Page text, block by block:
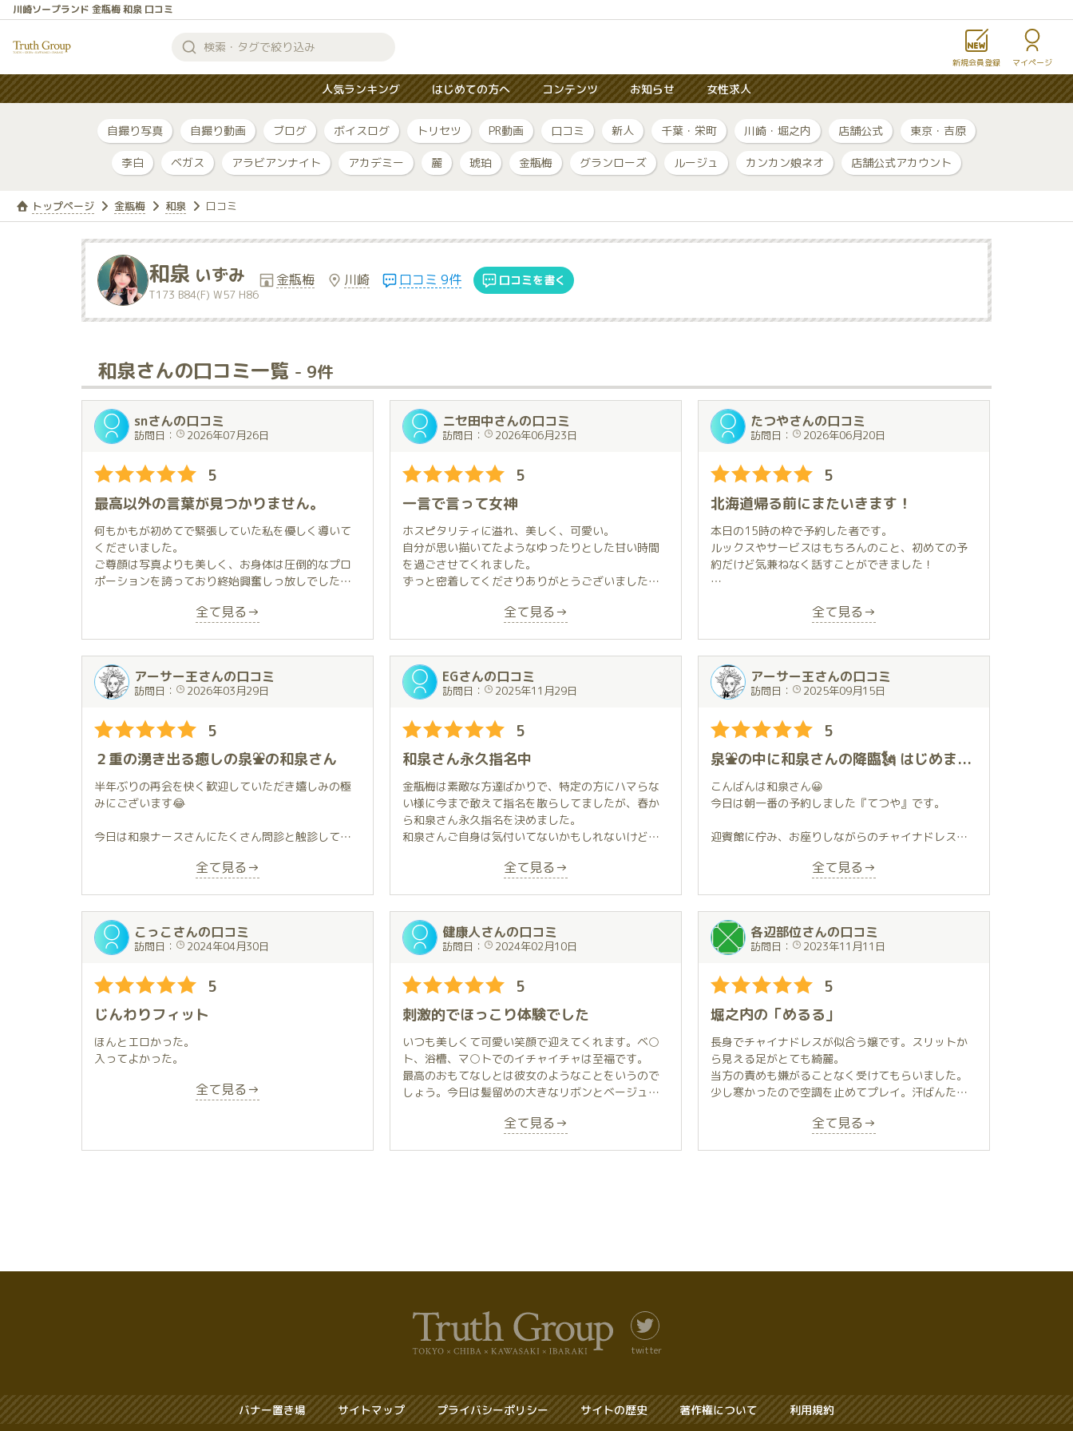
川崎ソープランド 金瓶梅 和泉 口コミ
索
す
る
新規会員登録 マイページ
人気ランキング はじめての方へ コンテンツ お知らせ 女性求人
自撮り写真 自撮り動画 ブログ ボイスログ トリセツ PR動画 口コミ 新人 千葉・栄町 川崎・堀之内 店舗公式 東京・吉原
李白 ベガス アラビアンナイト アカデミー 麗 琥珀 金瓶梅 グランローズ ルージュ カンカン娘ネオ 店舗公式アカウント
トップページ 金瓶梅 和泉 口コミ
和泉 いずみ
T173 B84(F) W57 H86
金瓶梅 川崎 口コミ 9件 口コミを書く
和泉さんの口コミ一覧 - 9件
snさんの口コミ
訪問日： 2026年07月26日
5
最高以外の言葉が見つかりません。
何もかもが初めてで緊張していた私を優しく導いて
くださいました。
ご尊顔は写真よりも美しく、お身体は圧倒的なプロ
ポーションを誇っており終始興奮しっ放しでした。
時には、マゾ全開のマニアックなプレイもお願いし
ましたが、快く受け入れてくださり新たな扉が開け
た気がします。
その際は何卒よろしくお願いいたします。
ボーイの皆様も懇切丁寧に対応してくださり、非常
に居心地が良かったです。
誠にありがとうございました。
全て見る→
ニセ田中さんの口コミ
訪問日： 2026年06月23日
5
一言で言って女神
ホスピタリティに溢れ、美しく、可愛い。
自分が思い描いてたようなゆったりとした甘い時間
を過ごさせてくれました。
ずっと密着してくださりありがとうございました。
また会えるよう、頑張ります！
全て見る→
たつやさんの口コミ
訪問日： 2026年06月20日
5
北海道帰る前にまたいきます！
本日の15時の枠で予約した者です。
ルックスやサービスはもちろんのこと、初めての予
約だけど気兼ねなく話すことができました！
全て見る→
アーサー王さんの口コミ
訪問日： 2026年03月29日
5
２重の湧き出る癒しの泉⛲️の和泉さん
半年ぶりの再会を快く歓迎していただき嬉しみの極
みにございます😂
今日は和泉ナースさんにたくさん問診と触診してい
意味で万病の薬以上に元気をもらいました😃
日を楽しみにお互い健康に気をつけてくださいね😉
♬
全て見る→
EGさんの口コミ
訪問日： 2025年11月29日
5
和泉さん永久指名中
金瓶梅は素敵な方達ばかりで、特定の方にハマらな
い様に今まで敢えて指名を散らしてましたが、春か
ら和泉さん永久指名を決めました。
和泉さんご自身は気付いてないかもしれないけど、
なサービスを提供してくださるお姫様です。お部屋
他には趣味、興味の引き出しがびっくりするくらい
多く、いつも話が弾み過ぎるのに加えて、食べっぷ
りも炭治郎、伊之助並みに良く、一緒にご飯を食べ
そんな訳で、いつお邪魔しても二枠が秒で過ぎ去っ
てしまうのが困りごとです。
全て見る→
アーサー王さんの口コミ
訪問日： 2025年09月15日
5
泉⛲️の中に和泉さんの降臨🗽 はじめまして
こんばんは和泉さん😀
今日は朝一番の予約しました『てつや』です。
迎賓館に佇み、お座りしながらのチャイナドレス👗
似合うプロポーションに目が眩みました👀✨✨
ていました。
サービスもトリセツで下調べして､お願い聞いていた
ティが底なしってくらいに、自分の想像を音速（マ
ッハ）超えていました👍✨✨２枠使い切らないといけ
ないくらい時間はあっという間でした。100％満足
なのにお金と時間が足りーんのです😩
そして和食とか自炊とか寿司🍣など同じ価値観に距
離が縮まった気がしました😆
後半に和泉さんが言ってた事は冗談混じりで『叩か
ない限りは受けて立つ』って聞いた時は､なんと素晴
らしい👏👏泡姫の鏡と誇り､そして弱きを掬い取る慈
全て見る→
こっこさんの口コミ
訪問日： 2024年04月30日
5
じんわりフィット
ほんとエロかった。
入ってよかった。
全て見る→
健康人さんの口コミ
訪問日： 2024年02月10日
5
刺激的でほっこり体験でした
いつも美しくて可愛い笑顔で迎えてくれます。ベ○
ト、浴槽、マ○トでのイチャイチャは至福です。
最高のおもてなしとは彼女のようなことをいうので
しょう。今日は髪留めの大きなリボンとベージュ系T
特に可愛くセクシーでした。また行きます。
全て見る→
各辺部位さんの口コミ
訪問日： 2023年11月11日
5
堀之内の「めるる」
長身でチャイナドレスが似合う嬢です。スリットか
ら見える足がとても綺麗。
当方の責めも嫌がることなく受けてもらいました。
少し寒かったので空調を止めてプレイ。汗ばんた体
全て見る→
twitter
バナー置き場 サイトマップ プライバシーポリシー サイトの歴史 著作権について 利用規約